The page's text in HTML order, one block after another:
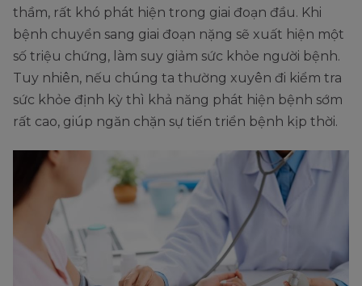
thầm, rất khó phát hiện trong giai đoạn đầu. Khi
bệnh chuyển sang giai đoạn nặng sẽ xuất hiện một
số triệu chứng, làm suy giảm sức khỏe người bệnh.
Tuy nhiên, nếu chúng ta thường xuyên đi kiểm tra
sức khỏe định kỳ thì khả năng phát hiện bệnh sớm
rất cao, giúp ngăn chặn sự tiến triển bệnh kịp thời.